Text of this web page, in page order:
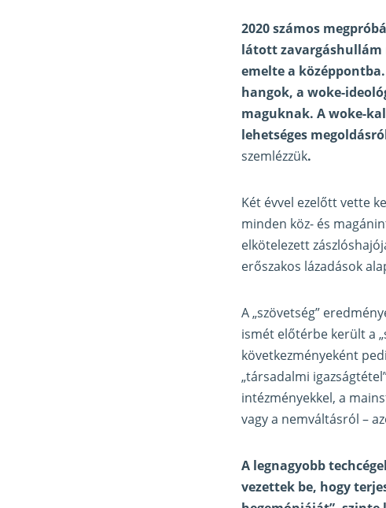
2020 számos
látott zavargáshullám
emelte a
hangok, a woke-
maguknak. A woke-
lehetséges
szemlézzük.
Két évvel ezelőtt vette
minden köz- és
elkötelezett
erőszakos lázadások
A „szövetség”
ismét előtérbe került a
következményeként
„társadalmi
intézményekkel, a
vagy a nemváltásról –
A legnagyobb
vezettek be, hogy